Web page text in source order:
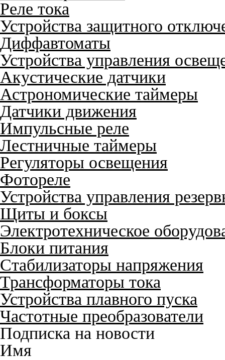
Реле тока
Устройства защитного
Диффавтоматы
Устройства управления
Акустические датчики
Астрономические таймеры
Датчики движения
Импульсные реле
Лестничные таймеры
Регуляторы освещения
Фотореле
Устройства управления
Щиты и боксы
Электротехническое
Блоки питания
Стабилизаторы напряжения
Трансформаторы тока
Устройства плавного пуска
Частотные преобразователи
Подписка на новости
Имя